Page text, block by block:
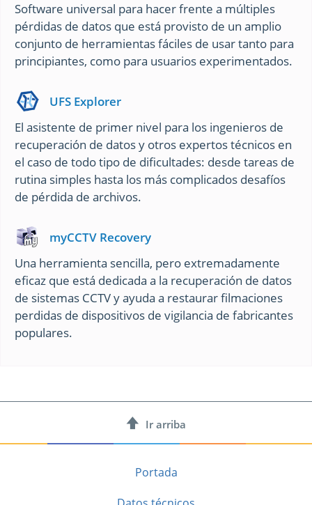
Software universal para hacer frente a múltiples
pérdidas de datos que está provisto de un amplio
conjunto de herramientas fáciles de usar tanto para
principiantes, como para usuarios experimentados.
UFS Explorer
El asistente de primer nivel para los ingenieros de
recuperación de datos y otros expertos técnicos en
el caso de todo tipo de dificultades: desde tareas de
rutina simples hasta los más complicados desafíos
de pérdida de archivos.
myCCTV Recovery
Una herramienta sencilla, pero extremadamente
eficaz que está dedicada a la recuperación de datos
de sistemas CCTV y ayuda a restaurar filmaciones
perdidas de dispositivos de vigilancia de fabricantes
populares.
Ir arriba
Portada